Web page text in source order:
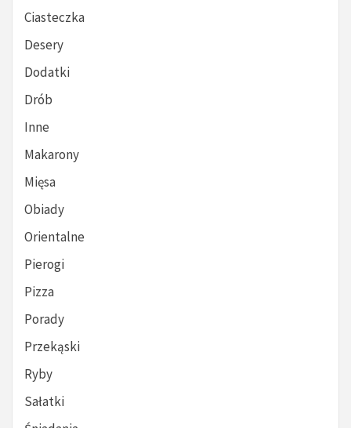
Ciasteczka
Desery
Dodatki
Drób
Inne
Makarony
Mięsa
Obiady
Orientalne
Pierogi
Pizza
Porady
Przekąski
Ryby
Sałatki